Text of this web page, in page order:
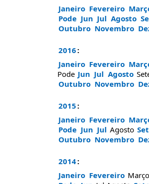
Janeiro Fevereiro
Pode Jun Jul Agosto
Outubro Novembro
2016 :
Janeiro Fevereiro
Pode Jun Jul Agosto
Outubro Novembro
2015 :
Janeiro Fevereiro
Pode Jun Jul Agosto
Outubro Novembro
2014:
Janeiro Fevereiro Março